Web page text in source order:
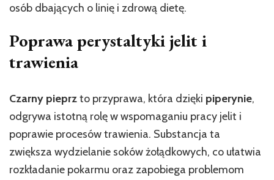
osób dbających o linię i zdrową dietę.
Poprawa perystaltyki jelit i
trawienia
Czarny pieprzto przyprawa, która dzięki piperynie,
odgrywa istotną rolę w wspomaganiu pracy jelit i
poprawie procesów trawienia. Substancja ta
zwiększa wydzielanie soków żołądkowych, co ułatwia
rozkładanie pokarmu oraz zapobiega problemom